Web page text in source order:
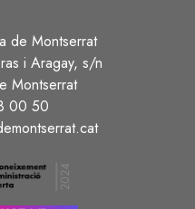
de Montserrat
i Aragay, s/n
Montserrat
00 50